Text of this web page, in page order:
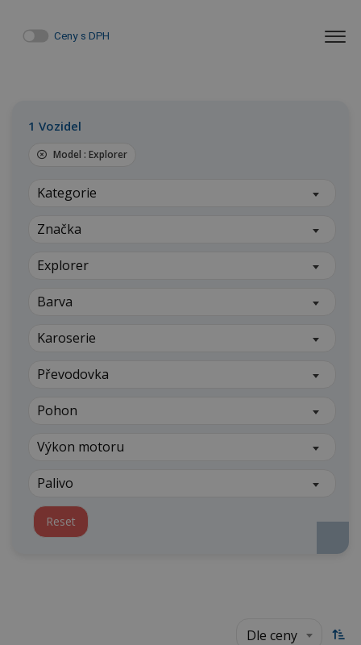
Ceny s DPH
1 Vozidel
Model : Explorer
Kategorie
Značka
Explorer
Barva
Karoserie
Převodovka
Pohon
Výkon motoru
Palivo
Reset
Dle ceny